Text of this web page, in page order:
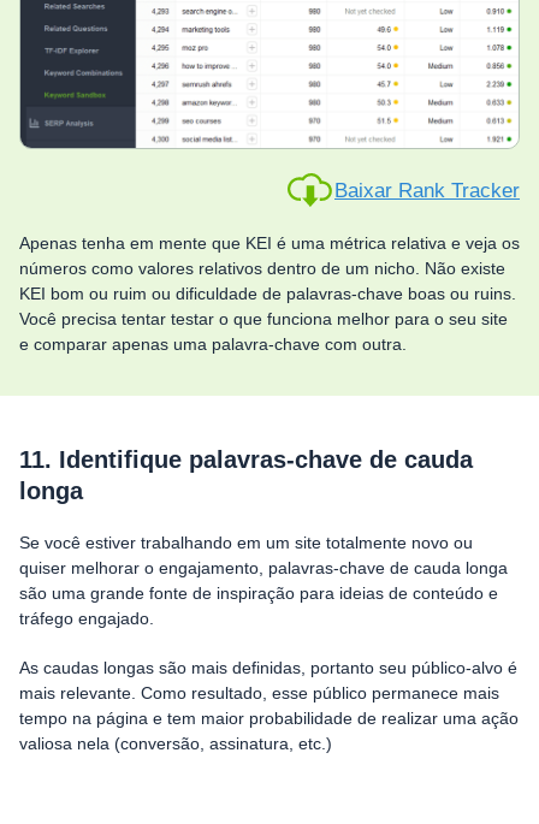
Baixar Rank Tracker
Apenas tenha em mente que KEI é uma métrica relativa e veja os
números como valores relativos dentro de um nicho. Não existe
KEI bom ou ruim ou dificuldade de palavras-chave boas ou ruins.
Você precisa tentar testar o que funciona melhor para o seu site
e comparar apenas uma palavra-chave com outra.
11. Identifique palavras-chave de cauda
longa
Se você estiver trabalhando em um site totalmente novo ou
quiser melhorar o engajamento, palavras-chave de cauda longa
são uma grande fonte de inspiração para ideias de conteúdo e
tráfego engajado.
As caudas longas são mais definidas, portanto seu público-alvo é
mais relevante. Como resultado, esse público permanece mais
tempo na página e tem maior probabilidade de realizar uma ação
valiosa nela (conversão, assinatura, etc.)